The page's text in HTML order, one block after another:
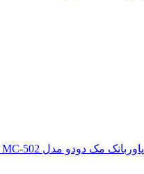
پاوربانک مک دودو مدل MC-502 ظرفیت 20000 میلی آمپر ساعت